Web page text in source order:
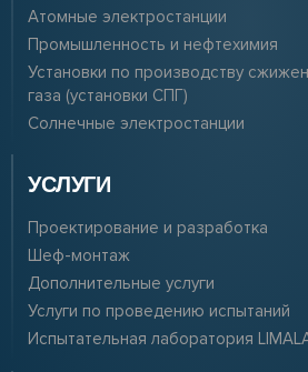
Атомные электростанции
Промышленность и нефтехимия
Установки по производству
газа (установки СПГ)
Солнечные электростанции
УСЛУГИ
Проектирование и разработка
Шеф-монтаж
Дополнительные услуги
Услуги по проведению испытаний
Испытательная лаборатория